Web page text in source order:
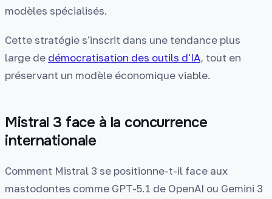
modèles spécialisés.
Cette stratégie s'inscrit dans une tendance plus
large de démocratisation des outils d'IA, tout en
préservant un modèle économique viable.
Mistral 3 face à la concurrence
internationale
Comment Mistral 3 se positionne-t-il face aux
mastodontes comme GPT-5.1 de OpenAI ou Gemini 3